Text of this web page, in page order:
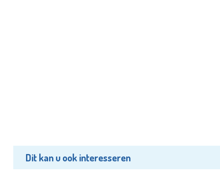
Dit kan u ook interesseren